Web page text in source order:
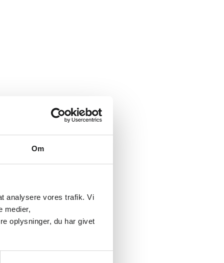
Om
analysere vores trafik. Vi
medier,
oplysninger, du har givet